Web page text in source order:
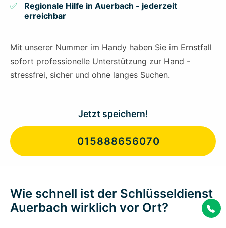
Regionale Hilfe in Auerbach - jederzeit
erreichbar
Mit unserer Nummer im Handy haben Sie im Ernstfall
sofort professionelle Unterstützung zur Hand -
stressfrei, sicher und ohne langes Suchen.
Jetzt speichern!
015888656070
Wie schnell ist der Schlüsseldienst
Auerbach wirklich vor Ort?